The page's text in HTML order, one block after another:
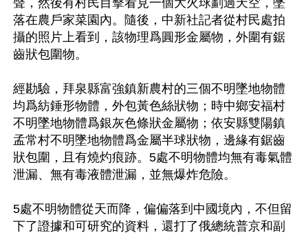
落在農戶家菜園內。隨後，中新社記者從村民處拍
攝的照片上看到，該物理爲圓形金屬物，外圍有鋸
齒狀包圍物。
經勘驗，拜泉縣富強鎮新農村的三個不明墜地物體
均爲紡錘形物體，外包黃色絲狀物；時中鄉安福村
不明墜地物體爲銀灰色條狀金屬物；依安縣雙陽鎮
孟常村不明墜地物體爲金屬半球狀物，邊緣有鋸齒
狀包圍，且有燒灼痕跡。5處不明物體均無有毒氣體
泄漏、無有毒液體泄漏，並無爆炸危險。
5處不明物體從天而降，偏偏落到中國境內，不但留
下了證據和可研究的資料，還打了俄總統普京和副